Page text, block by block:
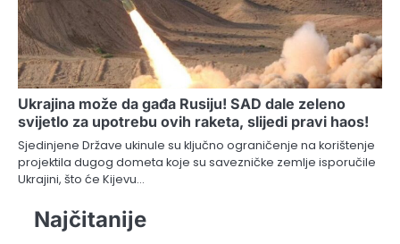
Ukrajina može da gađa Rusiju! SAD dale zeleno
svijetlo za upotrebu ovih raketa, slijedi pravi haos!
Sjedinjene Države ukinule su ključno ograničenje na korištenje
projektila dugog dometa koje su savezničke zemlje isporučile
Ukrajini, što će Kijevu…
Najčitanije